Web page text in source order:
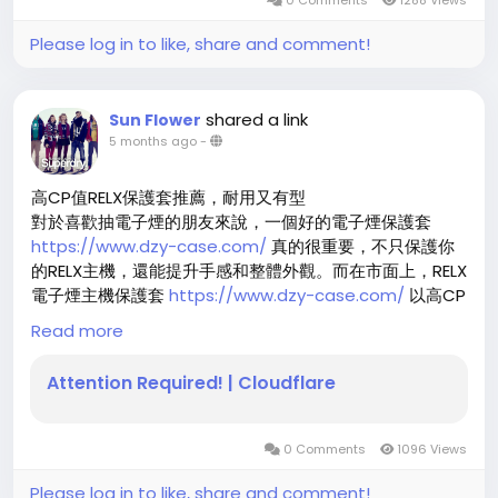
求多樣化，部分品牌推出無尼古丁版本，專為只想享受口味
尼古丁選擇與使用體驗
許多電子煙https://www.vshops-1688.org/store/
提供精確標示的尼古丁含量，從高、中、低到無尼古丁版
本，方便使用者依個人需求選擇。低尼古丁或無尼古丁版本
對新手來說，可降低依賴感，避免過度攝取。同時，這些產
品口味多元，從水果、薄荷到甜點風味皆有，無論是否含尼
古丁，都強調良好吸入體驗，使使用者能根據健康考量和喜
好自由選擇。
市場趨勢與消費者選擇
發，不僅滿足想戒菸或降低尼古丁攝取的人，也吸引單純追
求口味享受的年輕消費者。市場選擇多樣化，從高端霧化效
Please log in to like, share and comment!
Sun Flower shared a link
5 months ago-
高CP值RELX保護套推薦，耐用又有型
對於喜歡抽電子煙的朋友來說，一個好的電子煙保護套
https://www.dzy-case.com/ 真的很重要，不只保護你
的RELX主機，還能提升手感和整體外觀。而在市面上，RELX
電子煙主機保護套 https://www.dzy-case.com/ 以高CP
值、耐用又有型，成為很多人的首選。
case.com/的關鍵。高品質的RELX保護套通常採用柔軟矽
成的損傷。對於每天都帶著煙桿的使用者來說，耐用性是必
Read more
Attention Required! | Cloudflare
0 Comments 1096 Views
Please log in to like, share and comment!